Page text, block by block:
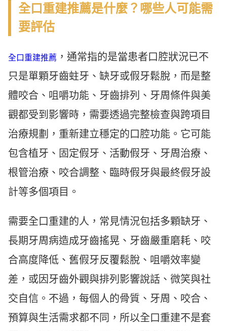
全口重建推薦是什麼？哪些人可能需
要評估
全口重建推薦 ，通常指的是當患者口腔狀況已不
只是單顆牙齒蛀牙、缺牙或假牙鬆脫，而是整
體咬合、咀嚼功能、牙齒排列、牙周條件與美
觀都受到影響時，需要透過完整檢查與跨項目
治療規劃，重新建立穩定的口腔功能。它可能
包含植牙、固定假牙、活動假牙、牙周治療、
根管治療、咬合調整、臨時假牙與最終假牙設
計等多個項目。
需要全口重建的人，常見情況包括多顆缺牙、
長期牙周病造成牙齒搖晃、牙齒嚴重磨耗、咬
合高度降低、舊假牙反覆鬆脫、咀嚼效率變
差，或因牙齒外觀與排列影響說話、微笑與社
交自信。不過，每個人的骨質、牙周、咬合、
預算與生活需求都不同，所以全口重建不是套